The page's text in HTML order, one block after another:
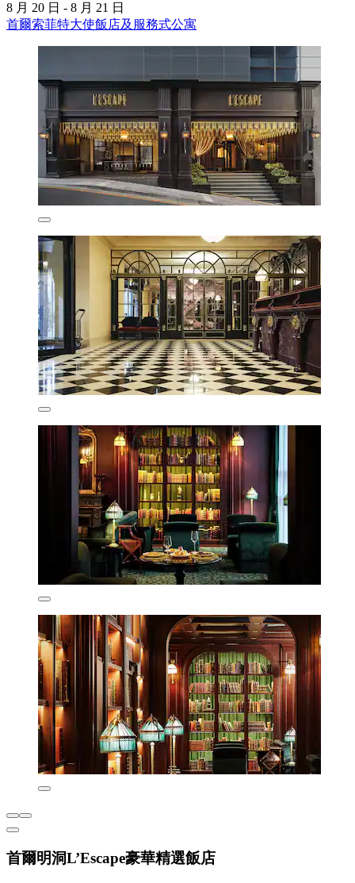
8 月 20 日 - 8 月 21 日
首爾索菲特大使飯店及服務式公寓
首爾明洞L’Escape豪華精選飯店